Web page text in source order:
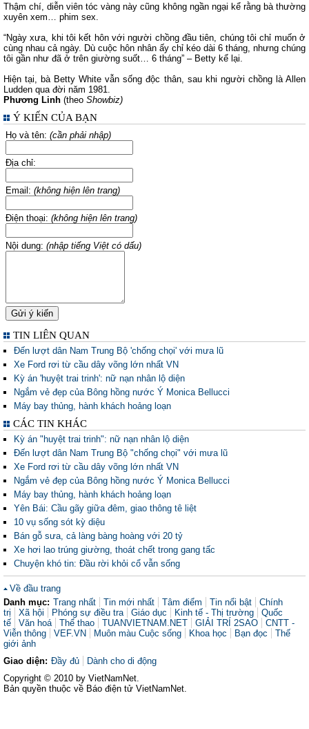
Thậm chí, diễn viên tóc vàng này cũng không ngần ngại kể rằng bà thường
xuyên xem… phim sex.
“Ngày xưa, khi tôi kết hôn với người chồng đầu tiên, chúng tôi chỉ muốn ở
cùng nhau cả ngày. Dù cuộc hôn nhân ấy chỉ kéo dài 6 tháng, nhưng chúng
tôi gần như đã ở trên giường suốt… 6 tháng” – Betty kể lại.
Hiện tại, bà Betty White vẫn sống độc thân, sau khi người chồng là Allen
Ludden qua đời năm 1981.
Phương Linh (theo Showbiz)
Ý KIẾN CỦA BẠN
Họ và tên: (cần phải nhập)
Địa chỉ:
Email: (không hiện lên trang)
Điện thoại: (không hiện lên trang)
Nội dung: (nhập tiếng Việt có dấu)
TIN LIÊN QUAN
Đến lượt dân Nam Trung Bộ 'chống chọi' với mưa lũ
Xe Ford rơi từ cầu dây võng lớn nhất VN
Kỳ án 'huyệt trai trinh': nữ nạn nhân lộ diện
Ngắm vẻ đẹp của Bông hồng nước Ý Monica Bellucci
Máy bay thủng, hành khách hoảng loạn
CÁC TIN KHÁC
Kỳ án "huyệt trai trinh": nữ nạn nhân lộ diện
Đến lượt dân Nam Trung Bộ "chống chọi" với mưa lũ
Xe Ford rơi từ cầu dây võng lớn nhất VN
Ngắm vẻ đẹp của Bông hồng nước Ý Monica Bellucci
Máy bay thủng, hành khách hoảng loạn
Yên Bái: Cầu gãy giữa đêm, giao thông tê liệt
10 vụ sống sót kỳ diệu
Bán gỗ sưa, cả làng bàng hoàng với 20 tỷ
Xe hơi lao trúng giường, thoát chết trong gang tấc
Chuyện khó tin: Đầu rời khỏi cổ vẫn sống
Về đầu trang
Danh mục: Trang nhất Tin mới nhất Tâm điểm Tin nổi bật
Chính
trị
Xã hội Phóng sự điều tra Giáo dục Kinh tế - Thị trường
Quốc
tế
Văn hoá Thể thao TUANVIETNAM.NET GIẢI TRÍ 2SAO
CNTT -
Viễn thông
VEF.VN Muôn màu Cuộc sống Khoa học Bạn đọc
Thế
giới ảnh
Giao diện: Đầy đủ
Dành cho di động
Copyright © 2010 by VietNamNet.
Bản quyền thuộc về Báo điện tử VietNamNet.